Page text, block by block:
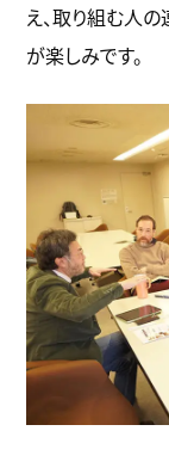
え、取り組む人
が楽しみです。